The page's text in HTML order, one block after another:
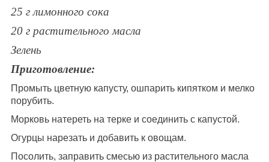
25 г лимонного сока
20 г растительного масла
Зелень
Приготовление:
Промыть цветную капусту, ошпарить кипятком и мелко
порубить.
Морковь натереть на терке и соединить с капустой.
Огурцы нарезать и добавить к овощам.
Посолить, заправить смесью из растительного масла